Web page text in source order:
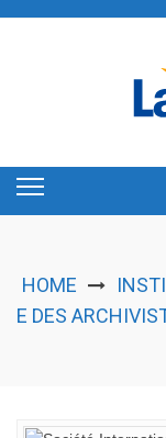
HOME
E DES